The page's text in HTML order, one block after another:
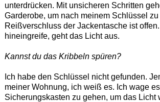
unterdrücken. Mit unsicheren Schritten
Garderobe, um nach meinem Schlüssel
Reißverschluss der Jackentasche ist
hineingreife, geht das Licht aus.
Kannst du das Kribbeln spüren?
Ich habe den Schlüssel nicht gefunden.
meiner Wohnung, ich weiß es. Ich wage
Sicherungskasten zu gehen, um das Licht